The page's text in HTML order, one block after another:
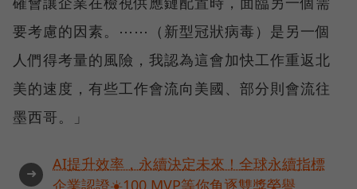
要考慮的因素。⋯⋯（新型冠狀病毒）是另一個
人們得考量的風險，我認為這會加快工作重返北
美的速度，有些工作會流向美國、部分則會流往
墨西哥。」
➜
AI提升效率，永續決定未來！全球永續指標